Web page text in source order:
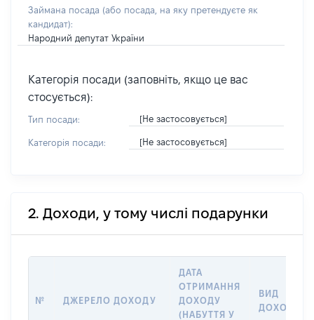
Займана посада (або посада, на яку претендуєте як
кандидат):
Народний депутат України
Категорія посади (заповніть, якщо це вас
стосується):
Тип посади: [Не застосовується]
Категорія посади: [Не застосовується]
2. Доходи, у тому числі подарунки
№ ДЖЕРЕЛО ДОХОДУ
ДАТА
ОТРИМАННЯ
ДОХОДУ
(НАБУТТЯ У
ВИД
ДОХОДУ